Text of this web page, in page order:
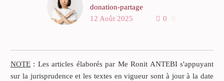
donation-partage
0
0
12 Août 2025
NOTE : Les articles élaborés par Me Ronit ANTEBI s'appuyant
sur la jurisprudence et les textes en vigueur sont à jour à la date